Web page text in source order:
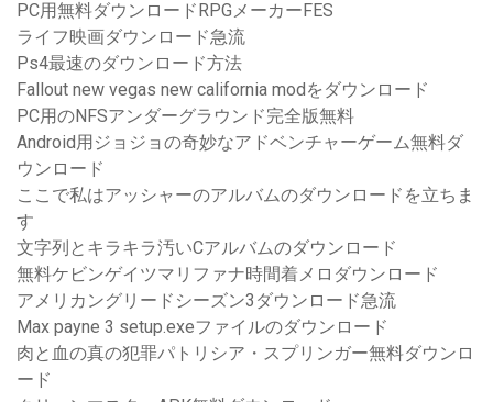
PC用無料ダウンロードRPGメーカーFES
ライフ映画ダウンロード急流
Ps4最速のダウンロード方法
Fallout new vegas new california modをダウンロード
PC用のNFSアンダーグラウンド完全版無料
Android用ジョジョの奇妙なアドベンチャーゲーム無料ダ
ウンロード
ここで私はアッシャーのアルバムのダウンロードを立ちま
す
文字列とキラキラ汚いCアルバムのダウンロード
無料ケビンゲイツマリファナ時間着メロダウンロード
アメリカングリードシーズン3ダウンロード急流
Max payne 3 setup.exeファイルのダウンロード
肉と血の真の犯罪パトリシア・スプリンガー無料ダウンロ
ード